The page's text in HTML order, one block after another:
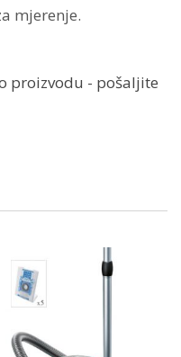
mjerenje.
proizvodu - pošaljite